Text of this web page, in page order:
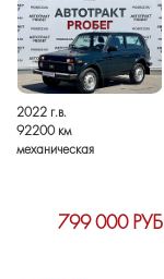
2022 г.в.
92200 км
механическая
799 000 РУБ